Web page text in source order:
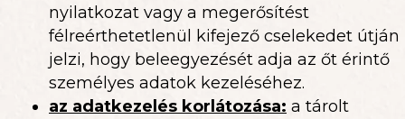
nyilatkozat vagy a megerősítést
félreérthetetlenül kifejező cselekedet útján
jelzi, hogy beleegyezését adja az őt érintő
személyes adatok kezeléséhez.
az adatkezelés korlátozása: a tárolt